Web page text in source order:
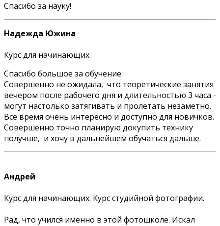
Спасибо за науку!
Надежда Южина
Курс для начинающих.
Спасибо большое за обучение.
Совершенно не ожидала, что теоретические занятия
вечером после рабочего дня и длительностью 3 часа -
могут настолько затягивать и пролетать незаметно.
Все время очень интересно и доступно для новичков.
Совершенно точно планирую докупить технику
получше, и хочу в дальнейшем обучаться дальше.
Андрей
Курс для начинающих. Курс студийной фотографии.
Рад, что учился именно в этой фотошколе. Искал